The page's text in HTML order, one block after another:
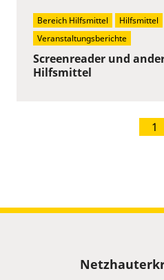
Screenreader und
Hilfsmittel
Bereich Hilfsmittel Hilfsmittel
Veranstaltungsberichte
1